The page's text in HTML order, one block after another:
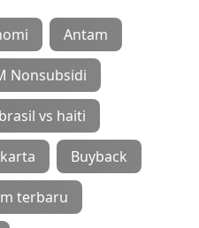
Antam
Nonsubsidi
brasil vs haiti
Buyback
terbaru